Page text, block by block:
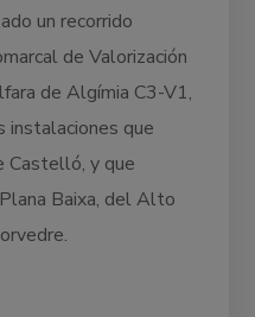
un recorrido
de Valorización
de Algímia C3-V1,
instalaciones que
Castelló, y que
Baixa, del Alto